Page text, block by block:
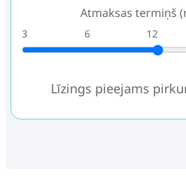
Atmaksas termiņš
3 6 12
Līzings pieejams